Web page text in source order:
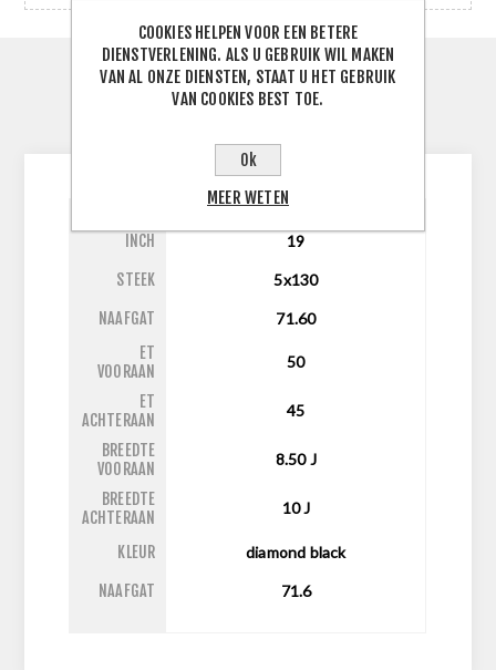
SPECIFICATIES
INCH 19
STEEK 5x130
NAAFGAT
71.60
ET
VOORAAN
50
ET
ACHTERAAN
45
BREEDTE
VOORAAN
8.50J
BREEDTE
ACHTERAAN
10J
KLEUR diamond black
NAAFGAT 71.6
COOKIES HELPEN VOOR EEN BETERE
DIENSTVERLENING. ALS U GEBRUIK WIL MAKEN
VAN AL ONZE DIENSTEN, STAAT U HET GEBRUIK
VAN COOKIES BEST TOE.
Ok
MEER WETEN